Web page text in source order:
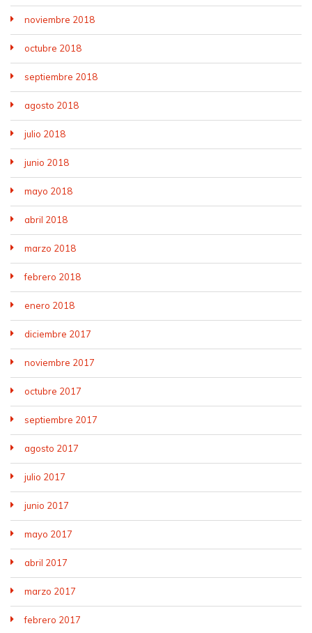
noviembre 2018
octubre 2018
septiembre 2018
agosto 2018
julio 2018
junio 2018
mayo 2018
abril 2018
marzo 2018
febrero 2018
enero 2018
diciembre 2017
noviembre 2017
octubre 2017
septiembre 2017
agosto 2017
julio 2017
junio 2017
mayo 2017
abril 2017
marzo 2017
febrero 2017